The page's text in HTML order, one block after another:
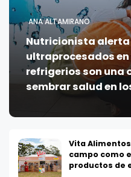
ANA ALTAMIRANO
Nutricionista alerta
ultraprocesados
refrigerios son una
sembrar salud en
Vita
campo como
productos de